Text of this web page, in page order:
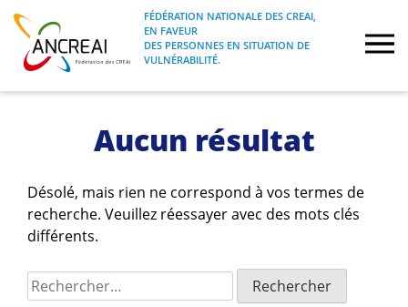
Skip
content
ANCREAI
FÉDÉRATION NATIONALE DES CREAI, EN
FAVEUR DES PERSONNES EN SITUATION
FÉDÉRATION NATIONALE DES CREAI,
EN FAVEUR
DES PERSONNES EN SITUATION DE
VULNÉRABILITÉ.
Journées nationales
Aucun résultat
Désolé, mais rien ne correspond à vos termes de
recherche. Veuillez réessayer avec des mots clés
différents.
Rechercher :